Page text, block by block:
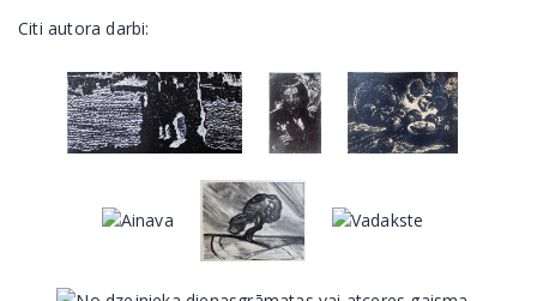
Citi autora darbi: